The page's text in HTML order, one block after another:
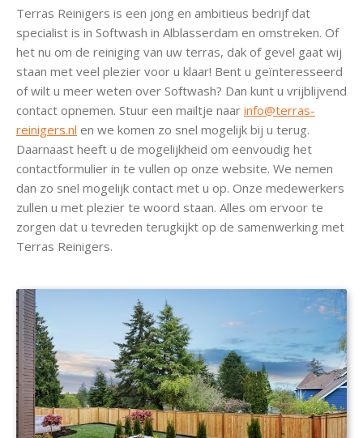
Terras Reinigers is een jong en ambitieus bedrijf dat
specialist is in Softwash in Alblasserdam en omstreken. Of
het nu om de reiniging van uw terras, dak of gevel gaat wij
staan met veel plezier voor u klaar! Bent u geïnteresseerd
of wilt u meer weten over Softwash? Dan kunt u vrijblijvend
contact opnemen. Stuur een mailtje naar info@terras-
reinigers.nl en we komen zo snel mogelijk bij u terug.
Daarnaast heeft u de mogelijkheid om eenvoudig het
contactformulier in te vullen op onze website. We nemen
dan zo snel mogelijk contact met u op. Onze medewerkers
zullen u met plezier te woord staan. Alles om ervoor te
zorgen dat u tevreden terugkijkt op de samenwerking met
Terras Reinigers.